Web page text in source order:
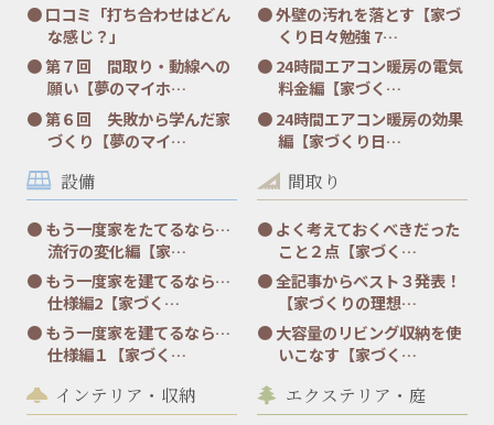
口コミ「打ち合わせはどん
な感じ？」
第７回 間取り・動線への
願い【夢のマイホ…
第６回 失敗から学んだ家
づくり【夢のマイ…
外壁の汚れを落とす【家づ
くり日々勉強 7…
24時間エアコン暖房の電気
料金編【家づく…
24時間エアコン暖房の効果
編【家づくり日…
設備
もう一度家をたてるなら…
流行の変化編【家…
もう一度家を建てるなら…
仕様編2【家づく…
もう一度家を建てるなら…
仕様編１【家づく…
間取り
よく考えておくべきだった
こと２点【家づく…
全記事からベスト３発表！
【家づくりの理想…
大容量のリビング収納を使
いこなす【家づく…
インテリア・収納 エクステリア・庭